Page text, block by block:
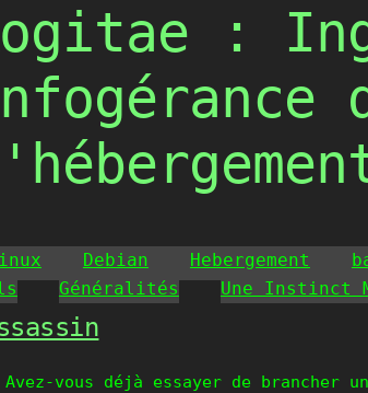
:
Debian Hebergement
Généralités Une Instinct
vous déjà essayer de brancher